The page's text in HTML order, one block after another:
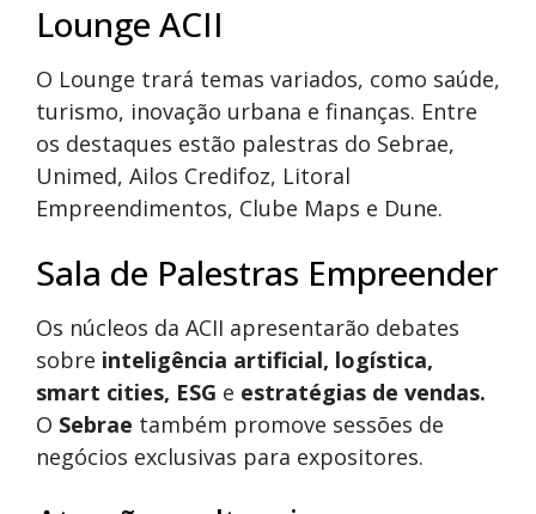
Lounge ACII
O Lounge trará temas variados, como saúde,
turismo, inovação urbana e finanças. Entre
os destaques estão palestras do Sebrae,
Unimed, Ailos Credifoz, Litoral
Empreendimentos, Clube Maps e Dune.
Sala de Palestras Empreender
Os núcleos da ACII apresentarão debates
sobre inteligência artificial, logística,
smart cities, ESG e estratégias de vendas.
O Sebrae também promove sessões de
negócios exclusivas para expositores.